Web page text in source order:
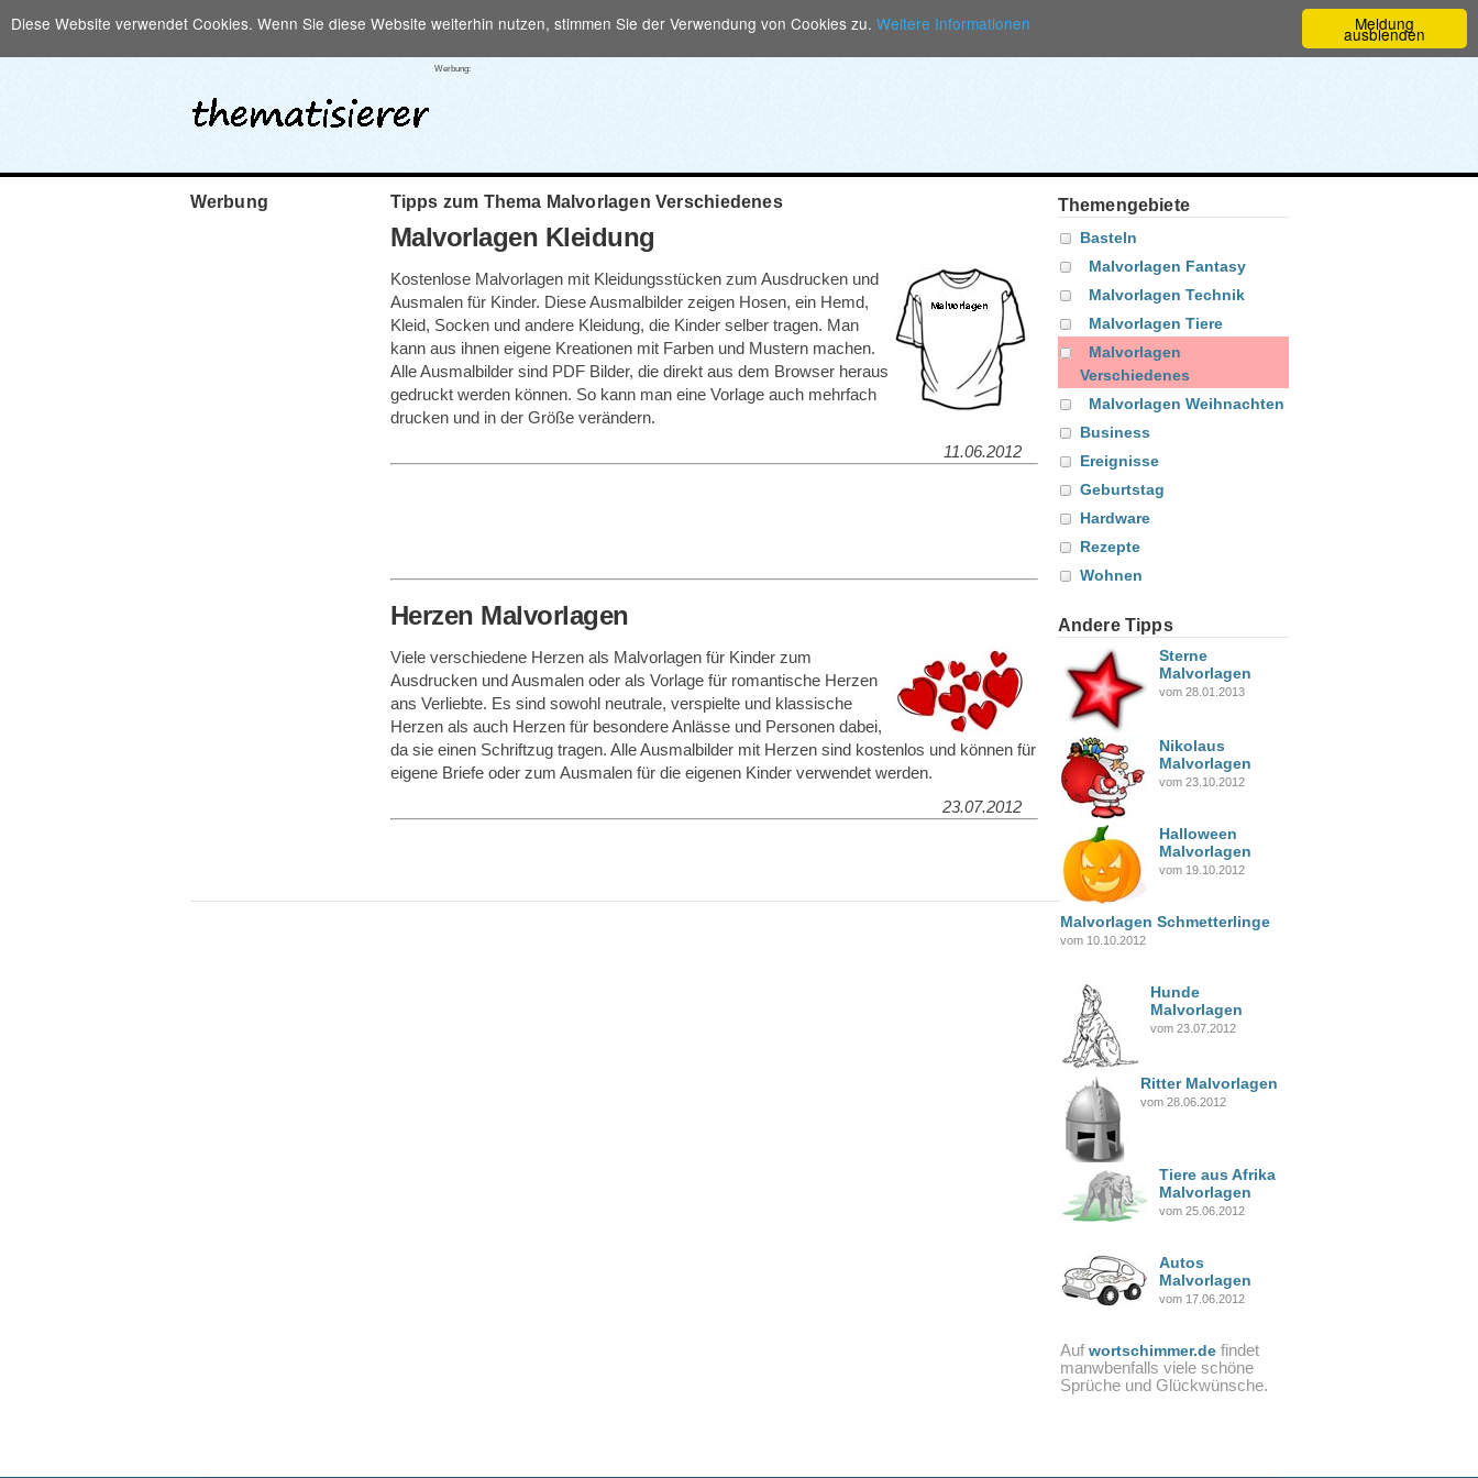
Meldung
ausblenden
Diese Website verwendet Cookies. Wenn Sie diese Website weiterhin nutzen, stimmen Sie der Verwendung von Cookies zu. Weitere Informationen
Werbung:
Tipps zum Thema Malvorlagen Verschiedenes
Malvorlagen Kleidung
Kostenlose Malvorlagen mit Kleidungsstücken zum Ausdrucken und
Ausmalen für Kinder. Diese Ausmalbilder zeigen Hosen, ein Hemd,
Kleid, Socken und andere Kleidung, die Kinder selber tragen. Man
kann aus ihnen eigene Kreationen mit Farben und Mustern machen.
Alle Ausmalbilder sind PDF Bilder, die direkt aus dem Browser heraus
gedruckt werden können. So kann man eine Vorlage auch mehrfach
drucken und in der Größe verändern.
11.06.2012
Herzen Malvorlagen
Viele verschiedene Herzen als Malvorlagen für Kinder zum
Ausdrucken und Ausmalen oder als Vorlage für romantische Herzen
ans Verliebte. Es sind sowohl neutrale, verspielte und klassische
Herzen als auch Herzen für besondere Anlässe und Personen dabei,
da sie einen Schriftzug tragen. Alle Ausmalbilder mit Herzen sind kostenlos und können für
eigene Briefe oder zum Ausmalen für die eigenen Kinder verwendet werden.
23.07.2012
Werbung Themengebiete
Basteln
Malvorlagen Fantasy
Malvorlagen Technik
Malvorlagen Tiere
Malvorlagen
Verschiedenes
Malvorlagen Weihnachten
Business
Ereignisse
Geburtstag
Hardware
Rezepte
Wohnen
Andere Tipps
Sterne
Malvorlagen
vom 28.01.2013
Nikolaus
Malvorlagen
vom 23.10.2012
Halloween
Malvorlagen
vom 19.10.2012
Malvorlagen Schmetterlinge
vom 10.10.2012
Hunde
Malvorlagen
vom 23.07.2012
Ritter Malvorlagen
vom 28.06.2012
Tiere aus Afrika
Malvorlagen
vom 25.06.2012
Autos
Malvorlagen
vom 17.06.2012
Auf wortschimmer.defindet
manwbenfalls viele schöne
Sprüche und Glückwünsche.